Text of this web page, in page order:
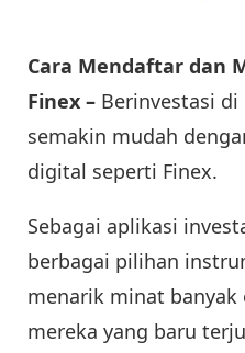
Cara Mendaftar dan
Finex – Berinvestasi di
semakin mudah
digital seperti Finex.
Sebagai aplikasi
berbagai pilihan
menarik minat
mereka yang baru